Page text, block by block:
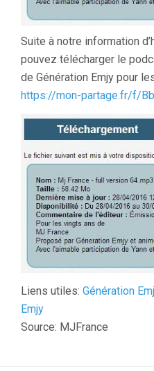
Suite à notre information
pouvez télécharger le
de Génération Emjy pour
https://mon-partage.fr/f/
Liens utiles: Génération
Emjy
Source: MJFrance